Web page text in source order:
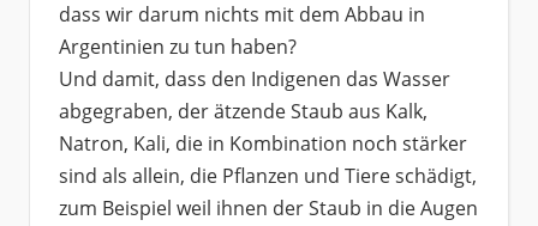
dass wir darum nichts mit dem Abbau in
Argentinien zu tun haben?
Und damit, dass den Indigenen das Wasser
abgegraben, der ätzende Staub aus Kalk,
Natron, Kali, die in Kombination noch stärker
sind als allein, die Pflanzen und Tiere schädigt,
zum Beispiel weil ihnen der Staub in die Augen